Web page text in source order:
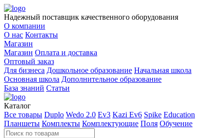
Надежный поставщик качественного оборудования
О компании
О нас Контакты
Магазин
Магазин Оплата и доставка
Оптовый заказ
Для бизнеса Дошкольное образование Начальная школа
Основная школа Дополнительное образование
База знаний Статьи
Каталог
Все товары Duplo Wedo 2.0 Ev3 Kazi Ev6 Spike Education
Планшеты Комплекты Комплектующие Поля Обучение